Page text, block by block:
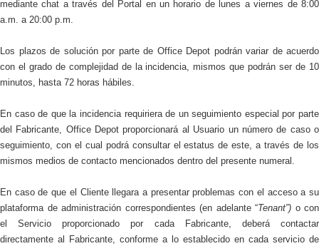
mediante chat a través del Portal en un horario de lunes a viernes de 8:00
a.m. a 20:00 p.m.
Los plazos de solución por parte de Office Depot podrán variar de acuerdo
con el grado de complejidad de la incidencia, mismos que podrán ser de 10
minutos, hasta 72 horas hábiles.
En caso de que la incidencia requiriera de un seguimiento especial por parte
del Fabricante, Office Depot proporcionará al Usuario un número de caso o
seguimiento, con el cual podrá consultar el estatus de este, a través de los
mismos medios de contacto mencionados dentro del presente numeral.
En caso de que el Cliente llegara a presentar problemas con el acceso a su
plataforma de administración correspondientes (en adelante “Tenant”) o con
el Servicio proporcionado por cada Fabricante, deberá contactar
directamente al Fabricante , conforme a lo establecido en cada servicio de